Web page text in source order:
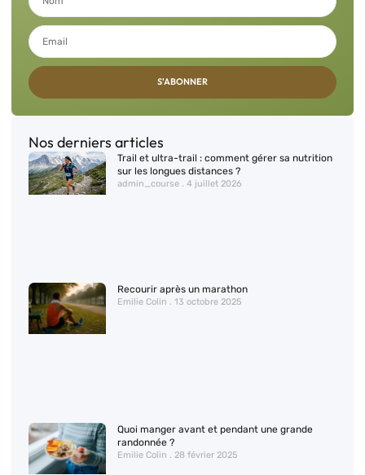
S'ABONNER
Nos derniers articles
Trail et ultra-trail : comment gérer sa nutrition
sur les longues distances ?
admin_course 4 juillet 2026
Recourir après un marathon
Emilie Colin 13 octobre 2025
Quoi manger avant et pendant une grande
randonnée ?
Emilie Colin 28 février 2025